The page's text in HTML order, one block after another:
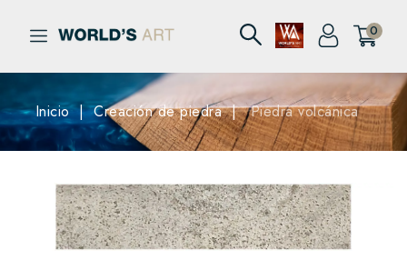
0
Inicio Creación de piedra Piedra volcánica